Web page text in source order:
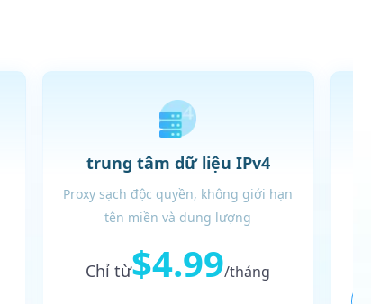
trung tâm dữ liệu IPv4
Proxy sạch độc quyền, không giới hạn
tên miền và dung lượng
Chỉ từ$4.99/tháng